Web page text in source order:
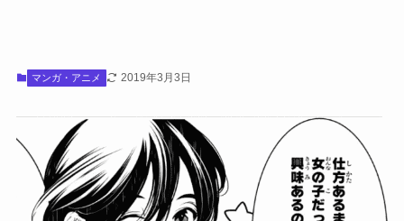
マンガ・アニメ 2019年3月3日